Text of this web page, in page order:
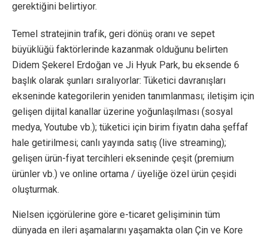
gerektiğini belirtiyor.
Temel stratejinin trafik, geri dönüş oranı ve sepet
büyüklüğü faktörlerinde kazanmak olduğunu belirten
Didem Şekerel Erdoğan ve Ji Hyuk Park, bu eksende 6
başlık olarak şunları sıralıyorlar: Tüketici davranışları
ekseninde kategorilerin yeniden tanımlanması; iletişim için
gelişen dijital kanallar üzerine yoğunlaşılması (sosyal
medya, Youtube vb.); tüketici için birim fiyatın daha şeffaf
hale getirilmesi; canlı yayında satış (live streaming);
gelişen ürün-fiyat tercihleri ekseninde çeşit (premium
ürünler vb.) ve online ortama / üyeliğe özel ürün çeşidi
oluşturmak.
Nielsen içgörülerine göre e-ticaret gelişiminin tüm
dünyada en ileri aşamalarını yaşamakta olan Çin ve Kore